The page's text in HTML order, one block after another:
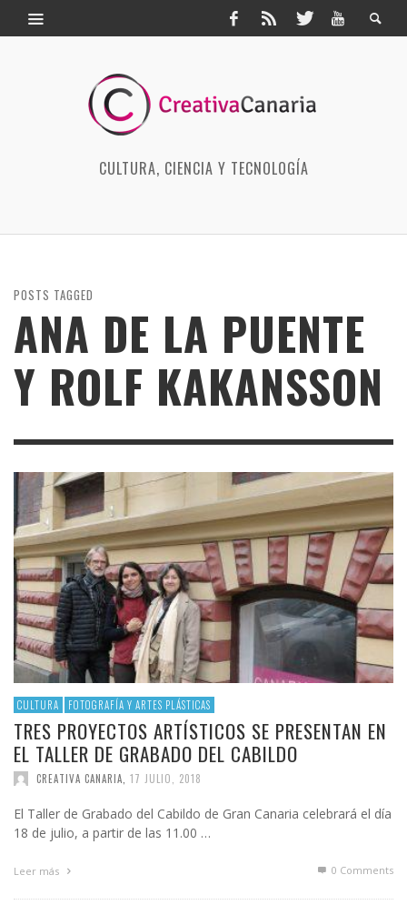
CULTURA, CIENCIA Y TECNOLOGÍA
POSTS TAGGED
ANA DE LA PUENTE
Y ROLF KAKANSSON
CULTURA FOTOGRAFÍA Y ARTES PLÁSTICAS
TRES PROYECTOS ARTÍSTICOS SE PRESENTAN EN
EL TALLER DE GRABADO DEL CABILDO
CREATIVA CANARIA 17 JULIO, 2018
El Taller de Grabado del Cabildo de Gran Canaria celebrará el día
18 de julio, a partir de las 11.00 …
Leer más 0 Comments